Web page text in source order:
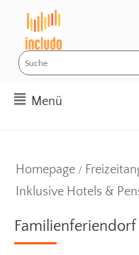
Menü
Homepage /
Inklusive Hotels &